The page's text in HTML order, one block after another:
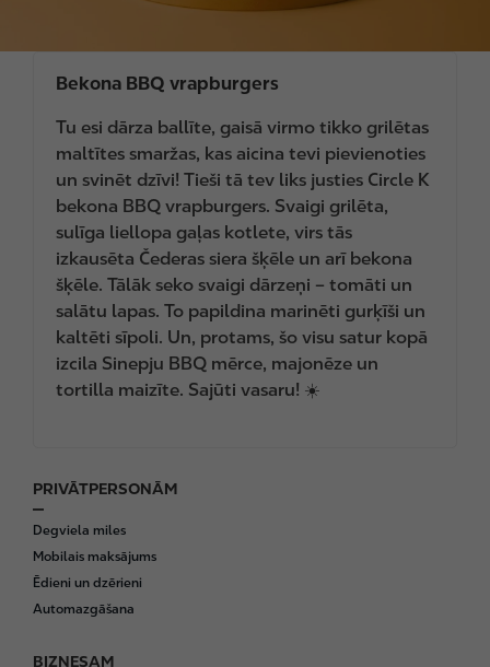
Bekona BBQ vrapburgers
Tu esi dārza ballīte, gaisā virmo tikko grilētas
maltītes smaržas, kas aicina tevi pievienoties
un svinēt dzīvi! Tieši tā tev liks justies Circle K
bekona BBQ vrapburgers. Svaigi grilēta,
sulīga liellopa gaļas kotlete, virs tās
izkausēta Čederas siera šķēle un arī bekona
šķēle. Tālāk seko svaigi dārzeņi – tomāti un
salātu lapas. To papildina marinēti gurķīši un
kaltēti sīpoli. Un, protams, šo visu satur kopā
izcila Sinepju BBQ mērce, majonēze un
tortilla maizīte. Sajūti vasaru! ☀️
F
o
o
t
e
PRIVĀTPERSONĀM
Degviela miles
Mobilais maksājums
Ēdieni un dzērieni
Automazgāšana
BIZNESAM